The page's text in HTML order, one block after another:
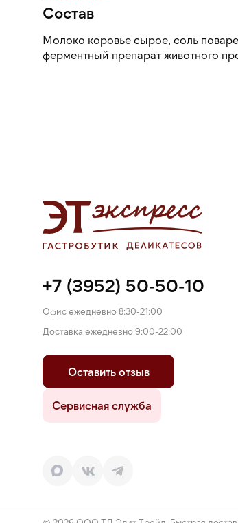
Состав
Молоко коровье сырое, соль
ферментный препарат животного
+7 (3952) 50-50-10
Офис ежедневно 8:30-21:00
Доставка ежедневно 9:00-22:00
Оставить отзыв
Сервисная служба